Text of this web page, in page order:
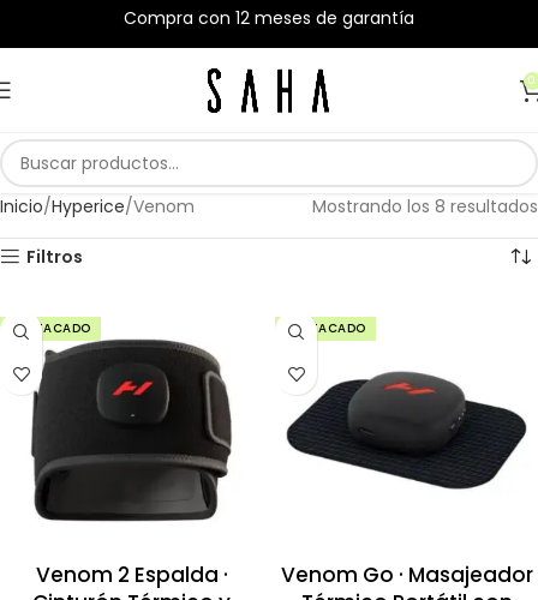
Compra con 12 meses de garantía
0
Inicio Hyperice Venom Mostrando los 8 resultados
Filtros
DESTACADO
Venom 2 Espalda ·
DESTACADO
Venom Go · Masajeador